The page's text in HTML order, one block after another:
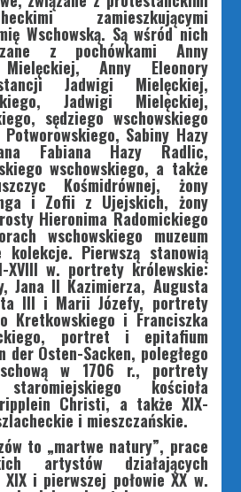
zamieszkującymi
Wschowską. Są wśród nich
z pochówkami Anny
Anny Eleonory
Jadwigi Mielęckiej,
Jadwigi Mielęckiej,
sędziego wschowskiego
Sabiny Hazy
Fabiana Hazy Radlic,
wschowskiego, a także
Kośmidrównej, żony
i Zofii z Ujejskich, żony
Hieronima Radomickiego
wschowskiego muzeum
kolekcje. Pierwszą stanowią
XVIII w. portrety królewskie:
Jana II Kazimierza, Augusta
III i Marii Józefy, portrety
Kretkowskiego i Franciszka
portret i epitafium
der Osten-Sacken, poległego
w 1706 r., portrety
kościoła
Christi, a także XIX-
i mieszczańskie.
to „martwe natury”, prace
artystów działających
i pierwszej połowie XX w.